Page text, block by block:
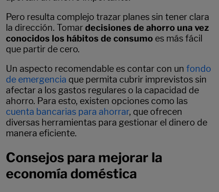
Pero resulta complejo trazar planes sin tener clara
la dirección. Tomardecisiones de ahorro una vez
conocidos los hábitos de consumo es más fácil
que partir de cero.
Un aspecto recomendable es contar con un fondo
de emergencia que permita cubrir imprevistos sin
afectar a los gastos regulares o la capacidad de
ahorro. Para esto, existen opciones como las
cuenta bancarias para ahorrar, que ofrecen
diversas herramientas para gestionar el dinero de
manera eficiente.
Consejos para mejorar la
economía doméstica